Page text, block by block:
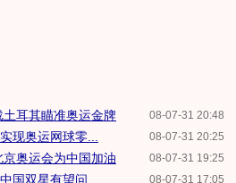
08-07-31 20:48
耳其瞄准奥运金牌
08-07-31 20:25
现奥运网球零...
08-07-31 19:25
奥运会为中国加油
08-07-31 17:05
国双星有望问...